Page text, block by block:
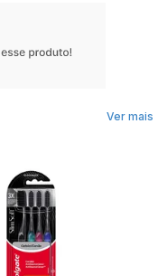
Ver mais